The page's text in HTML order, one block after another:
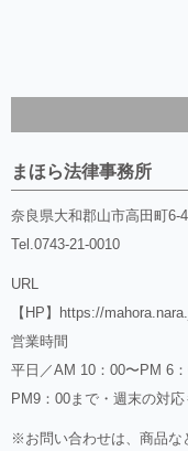
まほら法律事務所
奈良県大和郡山市高田町6-
Tel.0743-21-0010
URL
【HP】
https://
営業時間
平日／AM 10：00〜PM 6
PM9：00まで・週末の対
※お問い合わせは、商品な